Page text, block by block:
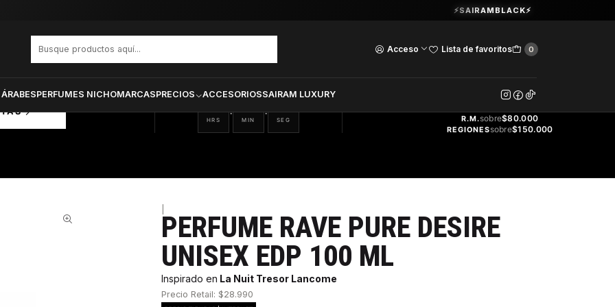
Acceso Lista de favoritos 0
PERFUMES NICHOMARCASPRECIOS ACCESORIOSSAIRAM LUXURY
Guardia Vieja 202. Oficina 102.Ver Horarios
⚡SAIRAMBLACK⚡
Unisex Edp 100 ml
21
HRS
: 19
MIN
: 23
SEG
GRATIS
R.M.sobre$80.000
REGIONESsobre$150.000
PERFUME RAVE PURE DESIRE
UNISEX EDP 100 ML
Inspirado en La Nuit Tresor Lancome
Precio Retail: $28.990